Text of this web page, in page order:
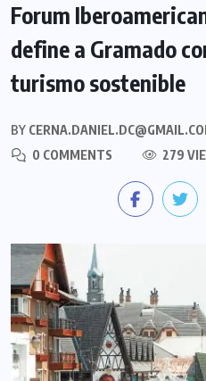
Forum
define a Gramado
turismo sostenible
BY
0 COMMENTS
279